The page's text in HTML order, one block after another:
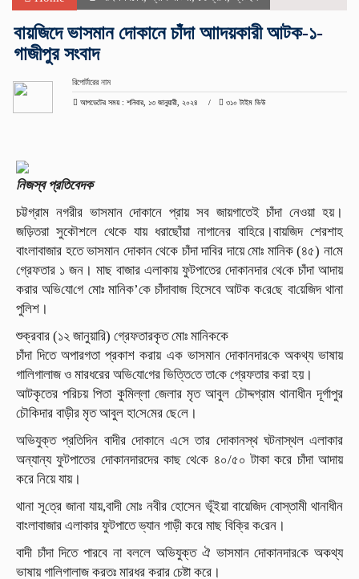
বায়জিদে ভাসমান দোকানে চাঁদা আাদয়কারী আটক-১-
গাজীপুর সংবাদ
রিপোর্টারের নাম
আপডেটের সময় : শনিবার, ১৩ জানুয়ারী, ২০২৪ ৩১০ টাইম ভিউ
নিজস্ব প্রতিবেদক
চট্টগ্রাম নগরীর ভাসমান দোকানে প্রায় সব জায়গাতেই চাঁদা নেওয়া হয়।
জড়িতরা সুকৌশলে থেকে যায় ধরাছোঁয়া নাগানের বাহিরে।বায়জিদ শেরশাহ
বাংলাবাজার হতে ভাসমান দোকান থেকে চাঁদা দাবির দায়ে মোঃ মানিক (৪৫) না‌মে
গ্রেফতার ১ জন। মাছ বাজার এলাকায় ফুটপাতের দোকানদার থে‌কে চাঁদা আদায়
করার অ‌ভি‌যো‌গে মোঃ মানিক’কে চাঁদাবাজ‌ হিসেবে আটক ক‌রে‌ছে বা‌য়ে‌জিদ থানা
পু‌লিশ।
শুক্রবার (১২ জানুয়ারি) গ্রেফতারকৃত মোঃ মানিককে
চাঁদা দিতে অপারগতা প্রকাশ করায় এক ভাসমান দোকানদার‌কে অকথ্য ভাষায়
গালিগালাজ ও মারধরের অ‌ভি‌যো‌গের ভি‌ত্তি‌তে তা‌কে গ্রেফতার ক‌রা হয়।
আটকৃতের পরিচয় পিতা কু‌মিল্লা জেলার মৃত আবুল চৌদ্দগ্রাম থানাধীন দূর্গাপুর
চৌকিদার বাড়ীর মৃত আবুল হা‌সে‌মের ছে‌লে।
অভিযুক্ত প্রতিদিন বাদীর দোকানে এ‌সে তার দোকানস্থ ঘটনাস্থল এলাকার
অন্যান্য ফুটপাতের দোকানদারদের কাছ থে‌কে ৪০/৫০ টাকা করে চাঁদা আদায়
করে নিয়ে যায়।
থানা সূ‌ত্রে জানা যায়,বাদী মোঃ নবীর হোসেন ভূঁইয়া বায়েজিদ বোস্তামী থানাধীন
বাংলাবাজার এলাকার ফুটপাতে ভ্যান গাড়ী করে মাছ বিক্রি ক‌রেন।
বাদী চাঁদা দিতে পারবে না বললে অভিযুক্ত ঐ ভাসমান দোকানদার‌কে অকথ্য
ভাষায় গালিগালাজ করতঃ মারধর করার চেষ্টা করে।